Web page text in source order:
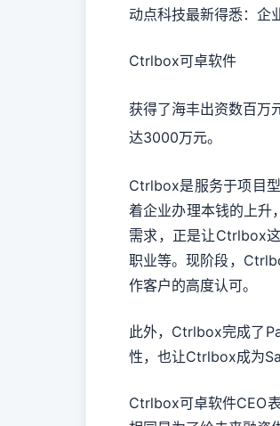
动点科技最新得悉：企
Ctrlbox可卓软件
获得了海丰出资数百万
达3000万元。
Ctrlbox是服务于项目
着企业办理本钱的上升
需求，正是让Ctrlbox
职业等。现阶段，
作客户的高度认可。
此外，Ctrlbox完成了
性，也让Ctrlbox成为
Ctrlbox可卓软件CEO